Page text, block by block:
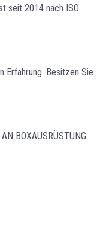
seit 2014 nach ISO
Erfahrung. Besitzen Sie
BOXAUSRÜSTUNG